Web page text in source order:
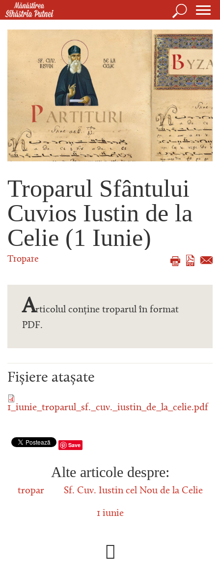
Mergi la conţinutul principal
de
Căutare
Troparul Sfântului
Cuvios Iustin de la
Celie (1 Iunie)
Tropare
Articolul conține troparul în format
PDF.
Fișiere atașate
1_iunie_troparul_sf._cuv._iustin_de_la_celie.pdf
Save
Alte articole despre:
tropar Sf. Cuv. Iustin cel Nou de la Celie
1 iunie